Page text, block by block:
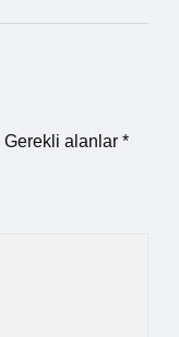
Gerekli alanlar *